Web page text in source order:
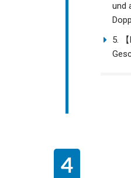
und
5.